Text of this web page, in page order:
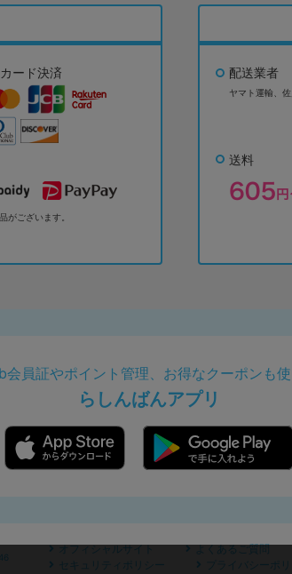
ード決済
がございます。
配送業者
ヤマト運輸、
送料
会員証やポイント管理、お得なクーポンも
らしんばんアプリ
オフィシャルサイト よくあるご質問
セキュリティポリシー
プライバシーポ